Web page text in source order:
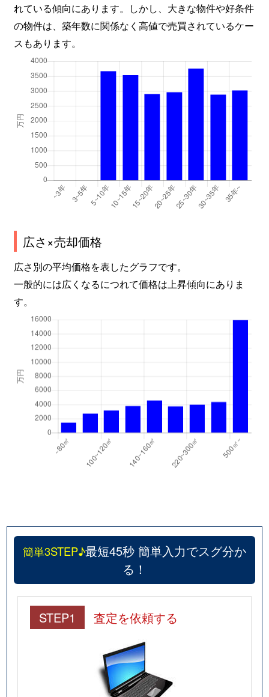
れている傾向にあります。しかし、大きな物件や好条件
の物件は、築年数に関係なく高値で売買されているケー
スもあります。
広さ×売却価格
広さ別の平均価格を表したグラフです。
一般的には広くなるにつれて価格は上昇傾向にありま
す。
簡単3STEP♪最短45秒 簡単入力でスグ分か
る！
STEP1 査定を依頼する